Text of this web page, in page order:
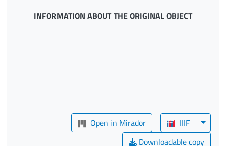
INFORMATION ABOUT THE ORIGINAL OBJECT
Open in Mirador
IIIF
Downloadable copy